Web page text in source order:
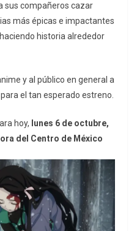
sus compañeros cazar
más épicas e impactantes
historia alrededor
y al público en general a
el tan esperado estreno.
hoy, lunes 6 de octubre,
del Centro de México